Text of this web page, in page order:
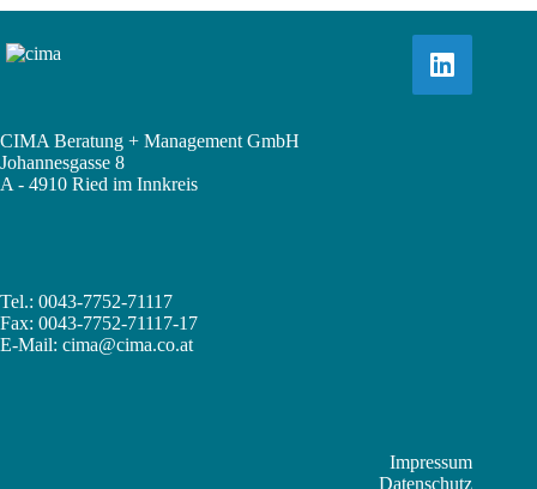
CIMA Beratung + Management GmbH
Johannesgasse 8
A - 4910 Ried im Innkreis
Tel.: 0043-7752-71117
Fax: 0043-7752-71117-17
E-Mail: cima@cima.co.at
Impressum
Datenschutz